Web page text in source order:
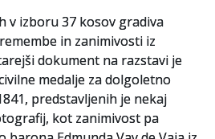
v izboru 37 kosov gradiva
in zanimivosti iz
dokument na razstavi je
medalje za dolgoletno
predstavljenih je nekaj
kot zanimivost pa